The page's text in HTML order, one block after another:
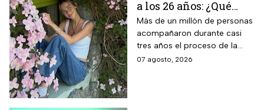
a los 26 años: ¿Qué
cáncer padecía la
estrella de TikTok?
Más de un millón de personas
acompañaron durante casi
tres años el proceso de la
creadora: tratamientos,
07 agosto, 2026